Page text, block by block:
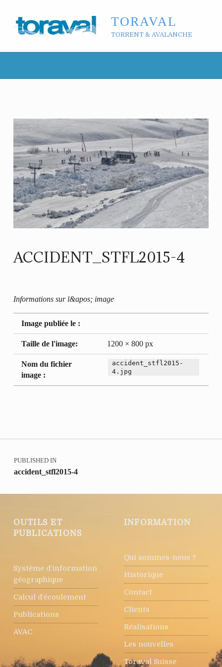
TORAVAL
TORRENT & AVALANCHE
ACCIDENT_STFL2015-4
Informations sur l&apos; image
Image publiée le :
Taille de l'image: 1200 × 800 px
Nom du fichier
image :
accident_stfl2015-
4.jpg
Navigation de l’article
PUBLISHED IN
accident_stfl2015-4
OUTILS ET
PUBLICATIONS
Système d’information
géographique
Calcul d’écoulement
Publications
AVAC
INFORMATION
Qui sommes-nous ?
Historique
Contact
Clients
Réalisations
Les nouvelles
Toraval Suisse